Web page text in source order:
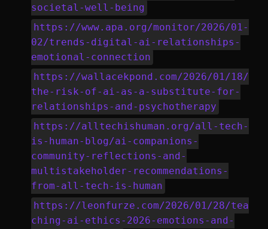
societal-well-being
https://www.apa.org/monitor/2026/01-
02/trends-digital-ai-relationships-
emotional-connection
https://wallacekpond.com/2026/01/18/
the-risk-of-ai-as-a-substitute-for-
relationships-and-psychotherapy
https://alltechishuman.org/all-tech-
is-human-blog/ai-companions-
community-reflections-and-
multistakeholder-recommendations-
from-all-tech-is-human
https://leonfurze.com/2026/01/28/tea
ching-ai-ethics-2026-emotions-and-